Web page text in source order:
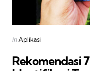
Posted
inAplikasi
Rekomendasi